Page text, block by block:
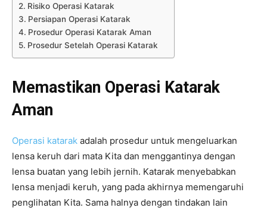
Risiko Operasi Katarak
Persiapan Operasi Katarak
Prosedur Operasi Katarak Aman
Prosedur Setelah Operasi Katarak
Memastikan Operasi Katarak
Aman
Operasi katarak adalah prosedur untuk mengeluarkan
lensa keruh dari mata Kita dan menggantinya dengan
lensa buatan yang lebih jernih. Katarak menyebabkan
lensa menjadi keruh, yang pada akhirnya memengaruhi
penglihatan Kita. Sama halnya dengan tindakan lain